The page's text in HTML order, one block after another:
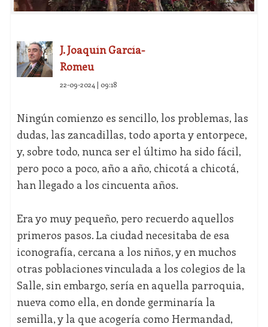
J. Joaquín García-
Romeu
22-09-2024 | 09:18
Ningún comienzo es sencillo, los problemas, las
dudas, las zancadillas, todo aporta y entorpece,
y, sobre todo, nunca ser el último ha sido fácil,
pero poco a poco, año a año, chicotá a chicotá,
han llegado a los cincuenta años.
Era yo muy pequeño, pero recuerdo aquellos
primeros pasos. La ciudad necesitaba de esa
iconografía, cercana a los niños, y en muchos
otras poblaciones vinculada a los colegios de la
Salle, sin embargo, sería en aquella parroquia,
nueva como ella, en donde germinaría la
semilla, y la que acogería como Hermandad,